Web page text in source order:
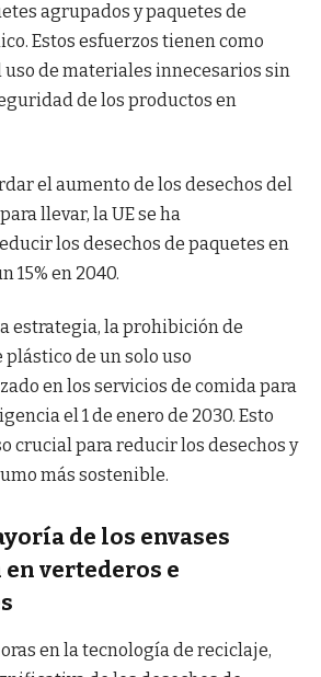
agrupados y paquetes de
Estos esfuerzos tienen como
de materiales innecesarios sin
de los productos en
el aumento de los desechos del
llevar, la UE se ha
los desechos de paquetes en
15% en 2040.
estrategia, la prohibición de
plástico de un solo uso
en los servicios de comida para
el 1 de enero de 2030. Esto
crucial para reducir los desechos y
más sostenible.
de los envases
vertederos e
en la tecnología de reciclaje,